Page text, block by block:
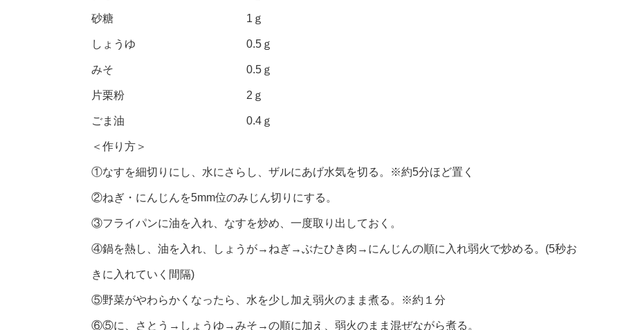
砂糖 1ｇ
しょうゆ 0.5ｇ
みそ 0.5ｇ
片栗粉 2ｇ
ごま油 0.4ｇ
＜作り方＞
①なすを細切りにし、水にさらし、ザルにあげ水気を切る。※約5分ほど置く
②ねぎ・にんじんを5mm位のみじん切りにする。
③フライパンに油を入れ、なすを炒め、一度取り出しておく。
④鍋を熱し、油を入れ、しょうが→ねぎ→ぶたひき肉→にんじんの順に入れ弱火で炒める。(5秒お
きに入れていく間隔)
⑤野菜がやわらかくなったら、水を少し加え弱火のまま煮る。※約１分
⑥⑤に、さとう→しょうゆ→みそ→の順に加え、弱火のまま混ぜながら煮る。